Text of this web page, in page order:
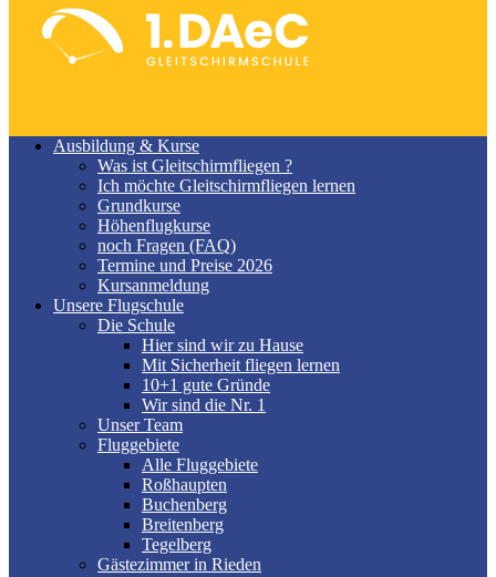
Ausbildung & Kurse
Was ist Gleitschirmfliegen ?
Ich möchte Gleitschirmfliegen lernen
Grundkurse
Höhenflugkurse
noch Fragen (FAQ)
Termine und Preise 2026
Kursanmeldung
Unsere Flugschule
Die Schule
Hier sind wir zu Hause
Mit Sicherheit fliegen lernen
10+1 gute Gründe
Wir sind die Nr. 1
Unser Team
Fluggebiete
Alle Fluggebiete
Roßhaupten
Buchenberg
Breitenberg
Tegelberg
Gästezimmer in Rieden